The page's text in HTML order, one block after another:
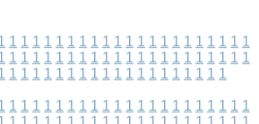
1 1 1 1 1 1 1 1 1 1 1 1 1 1 1 1 1 1 1 1 1
1 1 1 1 1 1 1 1 1 1 1 1 1 1 1 1 1 1 1 1 1
1 1 1 1 1 1 1 1 1 1 1 1 1 1 1 1 1 1 1
1 1 1 1 1 1 1 1 1 1 1 1 1 1 1 1 1 1 1 1 1